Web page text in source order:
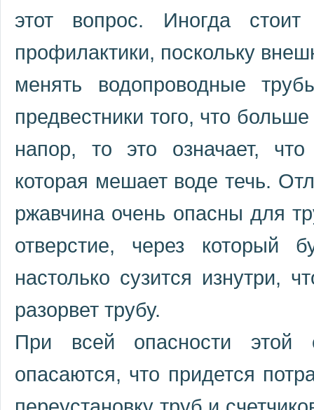
этот вопрос. Иногда
профилактики, поскольку
менять водопроводные
предвестники того, что
напор, то это означает,
которая мешает воде течь.
ржавчина очень опасны для
отверстие, через который
настолько сузится изнутри,
разорвет трубу.
При всей опасности этой
опасаются, что придется